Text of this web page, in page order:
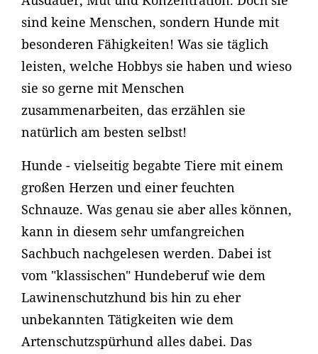
sind keine Menschen, sondern Hunde mit
besonderen Fähigkeiten! Was sie täglich
leisten, welche Hobbys sie haben und wieso
sie so gerne mit Menschen
zusammenarbeiten, das erzählen sie
natürlich am besten selbst!
Hunde - vielseitig begabte Tiere mit einem
großen Herzen und einer feuchten
Schnauze. Was genau sie aber alles können,
kann in diesem sehr umfangreichen
Sachbuch nachgelesen werden. Dabei ist
vom "klassischen" Hundeberuf wie dem
Lawinenschutzhund bis hin zu eher
unbekannten Tätigkeiten wie dem
Artenschutzspürhund alles dabei. Das